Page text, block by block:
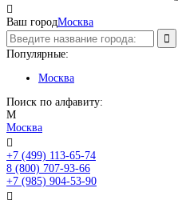

Ваш городМосква
Популярные:
Москва
Поиск по алфавиту:
М
Москва

+7 (499) 113-65-74
8 (800) 707-93-66
+7 (985) 904-53-90
